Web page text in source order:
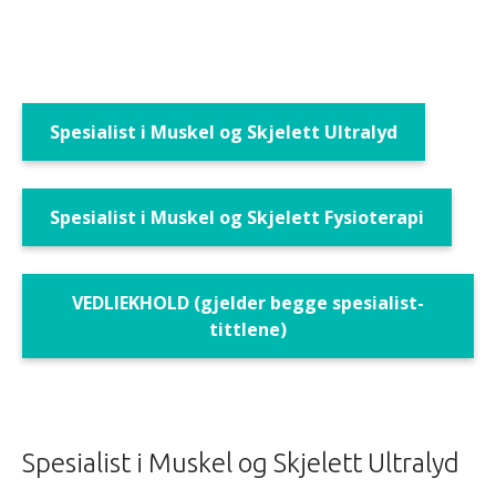
Spesialist i Muskel og Skjelett Ultralyd
Spesialist i Muskel og Skjelett Fysioterapi
VEDLIEKHOLD (gjelder begge spesialist-
tittlene)
Spesialist i Muskel og Skjelett Ultralyd